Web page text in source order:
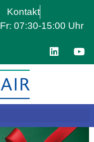
Kontakt
Fr: 07:30-15:00 Uhr